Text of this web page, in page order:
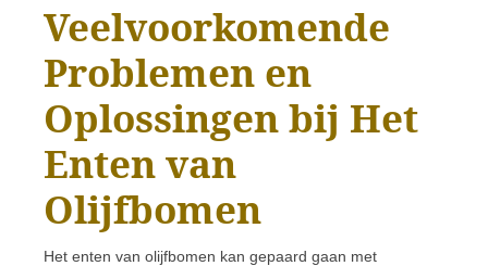
Veelvoorkomende
Problemen en
Oplossingen bij Het
Enten van
Olijfbomen
Het enten van olijfbomen kan gepaard gaan met